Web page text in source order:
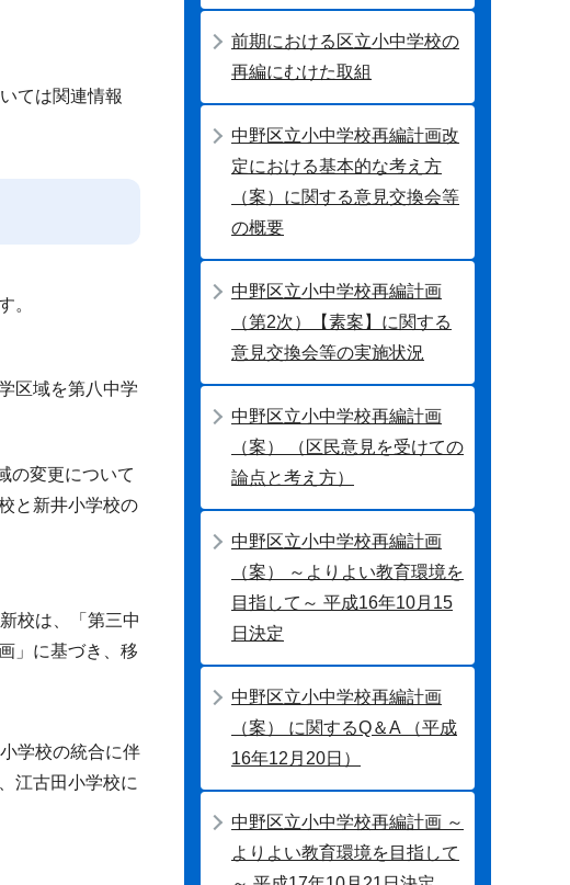
ては関連情報
。
区域を第八中学
の変更について
と新井小学校の
校は、「第三中
」に基づき、移
学校の統合に伴
江古田小学校に
前期における区立小中学校の
再編にむけた取組
中野区立小中学校再編計画改
定における基本的な考え方
（案）に関する意見交換会等
の概要
中野区立小中学校再編計画
（第2次）【素案】に関する
意見交換会等の実施状況
中野区立小中学校再編計画
（案） （区民意見を受けての
論点と考え方）
中野区立小中学校再編計画
（案） ～よりよい教育環境を
目指して～ 平成16年10月15
日決定
中野区立小中学校再編計画
（案） に関するQ＆A （平成
16年12月20日）
中野区立小中学校再編計画 ～
よりよい教育環境を目指して